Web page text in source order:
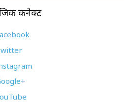
कनेक्ट